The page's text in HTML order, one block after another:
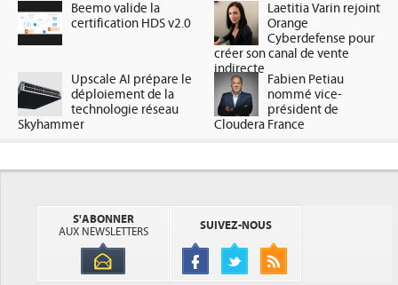
Beemo valide la
certification HDS v2.0
Laetitia Varin rejoint
Orange
Cyberdefense pour
créer son canal de vente
indirecte
Upscale AI prépare le
déploiement de la
technologie réseau
Skyhammer
Fabien Petiau
nommé vice-
président de
Cloudera France
S'ABONNER
AUX NEWSLETTERS
SUIVEZ-NOUS